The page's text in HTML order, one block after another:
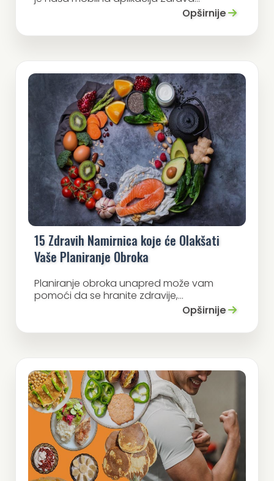
Opširnije
15 Zdravih Namirnica koje će Olakšati
Vaše Planiranje Obroka
Planiranje obroka unapred može vam
pomoći da se hranite zdravije,...
Opširnije